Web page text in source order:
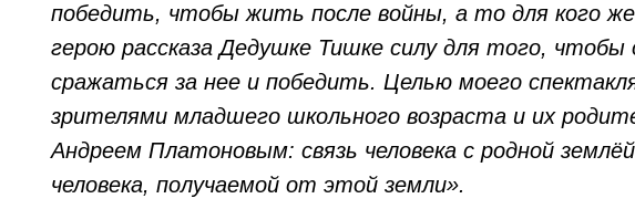
победить, чтобы жить после войны, а то для кого
герою рассказа Дедушке Тишке силу для того,
сражаться за нее и победить. Целью моего
зрителями младшего школьного возраста и их
Андреем Платоновым: связь человека с родной
человека, получаемой от этой земли».